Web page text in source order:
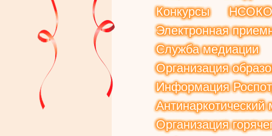
Конкурсы
НСОКО
Электронная
Служба медиации
Организация
Информация
Антинаркотический
Организация